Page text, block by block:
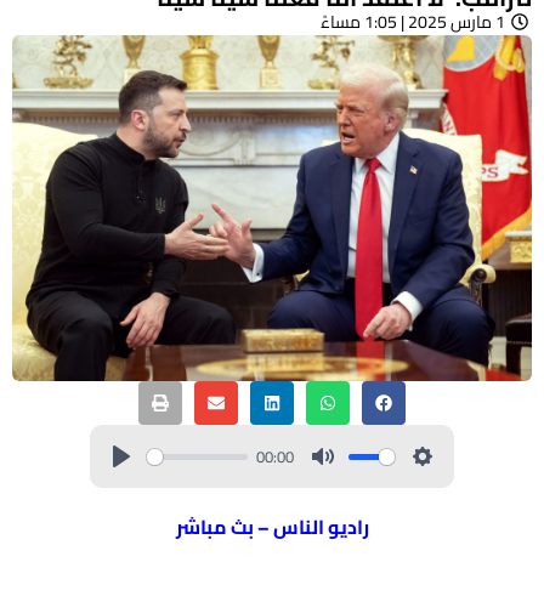
1 مارس 2025 | 1:05 مساءً
00:00
راديو الناس – بث مباشر